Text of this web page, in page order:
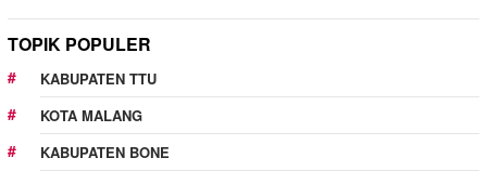
TOPIK POPULER
KABUPATEN TTU
KOTA MALANG
KABUPATEN BONE